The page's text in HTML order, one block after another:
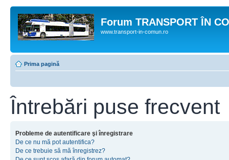
Forum TRANSPORT ÎN
www.transport-in-comun.ro
Prima pagină
Întrebări puse frecvent
Probleme de autentificare şi înregistrare
De ce nu mă pot autentifica?
De ce trebuie să mă înregistrez?